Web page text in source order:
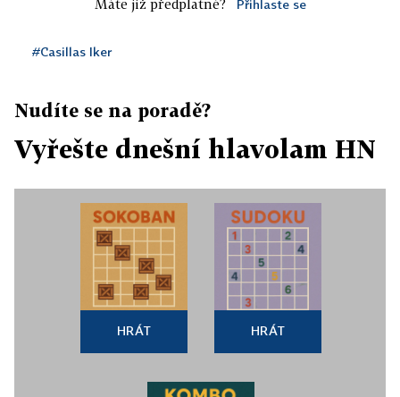
Máte již předplatné? Přihlaste se
#Casillas Iker
Nudíte se na poradě?
Vyřešte dnešní hlavolam HN
HRÁT HRÁT